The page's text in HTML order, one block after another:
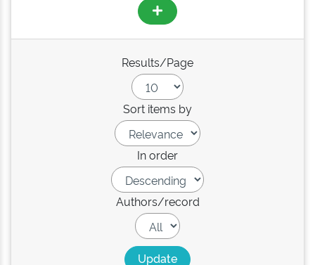
Results/Page
Sort items by
In order
Authors/record